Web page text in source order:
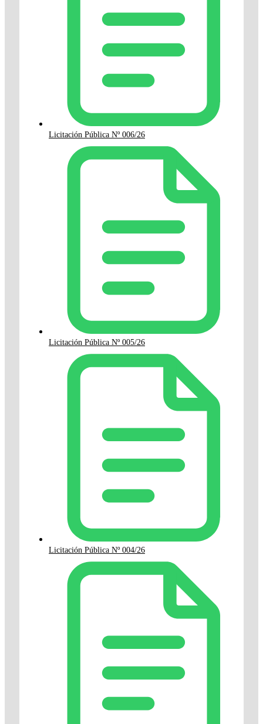
Licitación Pública Nº 006/26
Licitación Pública Nº 005/26
Licitación Pública Nº 004/26